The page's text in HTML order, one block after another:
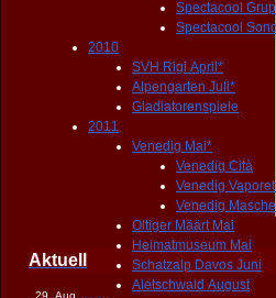
Spectacool
Spectacool
2010
SVH Rigi April*
Alpengarten Juli*
Gladiatorenspiele
2011
Venedig Mai*
Venedig Cità
Venedig
Venedig
Oltiger Määrt Mai
Heimatmuseum Mai
Schatzalp Davos Juni
Aletschwald August
Aktuell
29. Aug